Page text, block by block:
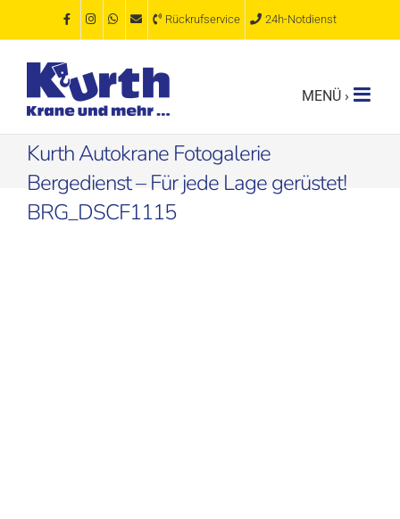
Rückrufservice 24h-Notdienst
Kurth Autokrane Fotogalerie
Bergedienst – Für jede Lage gerüstet!
BRG_DSCF1115